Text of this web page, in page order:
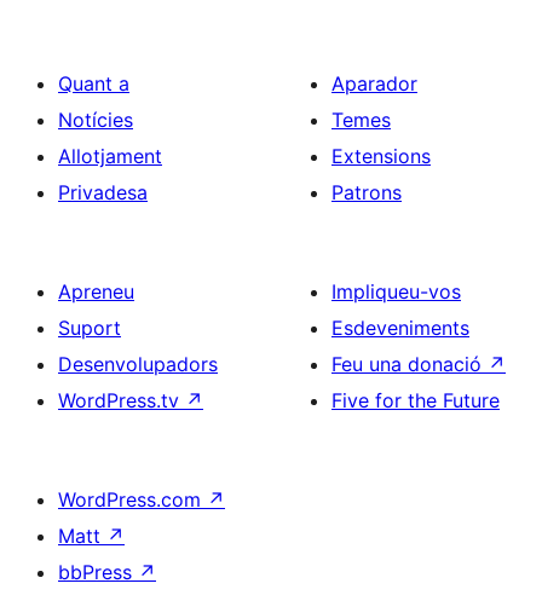
Quant a
Notícies
Allotjament
Privadesa
Aparador
Temes
Extensions
Patrons
Apreneu
Suport
Desenvolupadors
WordPress.tv ↗
Impliqueu-vos
Esdeveniments
Feu una donació ↗
Five for the Future
WordPress.com ↗
Matt ↗
bbPress ↗